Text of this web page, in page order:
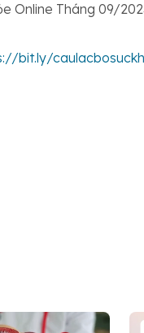
Online Tháng 09/
bit.ly/